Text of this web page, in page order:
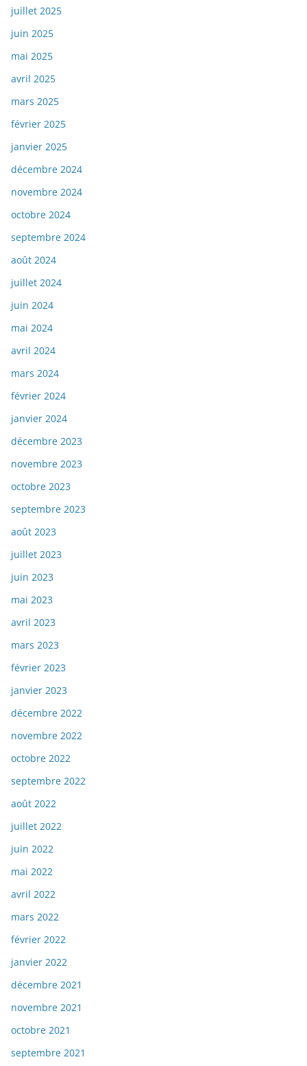
juillet 2025
juin 2025
mai 2025
avril 2025
mars 2025
février 2025
janvier 2025
décembre 2024
novembre 2024
octobre 2024
septembre 2024
août 2024
juillet 2024
juin 2024
mai 2024
avril 2024
mars 2024
février 2024
janvier 2024
décembre 2023
novembre 2023
octobre 2023
septembre 2023
août 2023
juillet 2023
juin 2023
mai 2023
avril 2023
mars 2023
février 2023
janvier 2023
décembre 2022
novembre 2022
octobre 2022
septembre 2022
août 2022
juillet 2022
juin 2022
mai 2022
avril 2022
mars 2022
février 2022
janvier 2022
décembre 2021
novembre 2021
octobre 2021
septembre 2021